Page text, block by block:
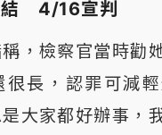
結 4/16宣判
，檢察官當時勸
很長，認罪可減
大家都好辦事，